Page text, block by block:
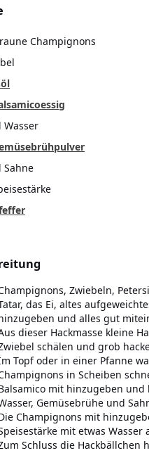
Champignons
Wasser
Sahne
Zwiebeln,
das Ei, altes
und alles gut
dieser Hackmasse kleine
schälen und grob
Topf oder in einer Pfanne
in Scheiben
mit hinzugeben und
Gemüsebrühe und
Champignons mit
mit etwas
Schluss die